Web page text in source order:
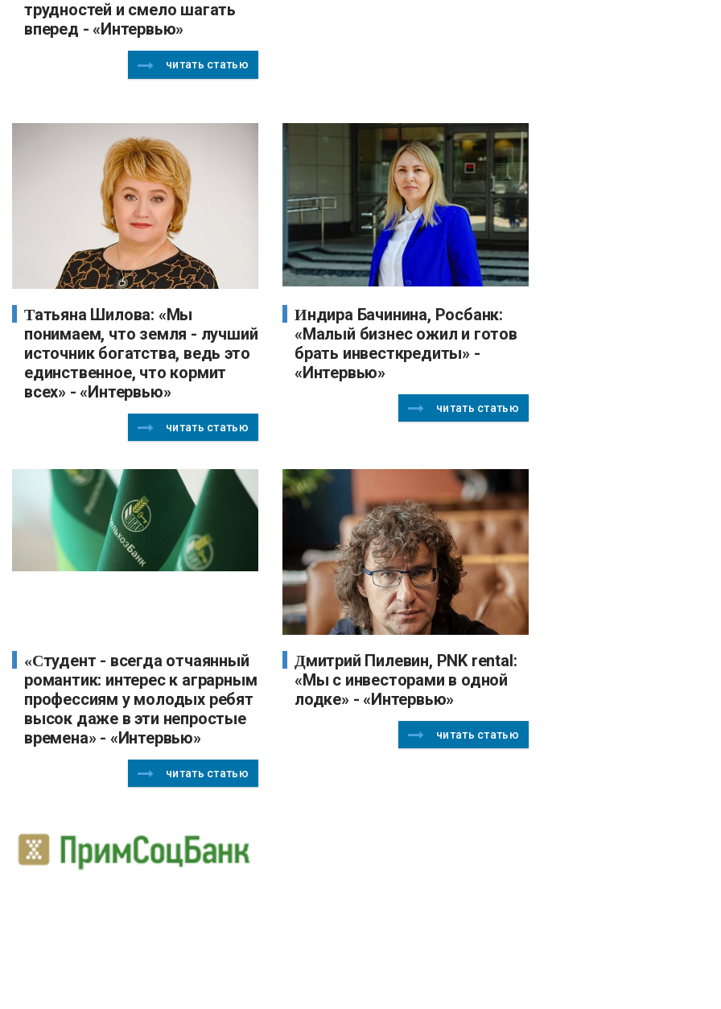
трудностей и смело шагать
вперед - «Интервью»
читать статью
Татьяна Шилова: «Мы
понимаем, что земля - лучший
источник богатства, ведь это
единственное, что кормит
всех» - «Интервью»
читать статью
Индира Бачинина, Росбанк:
«Малый бизнес ожил и готов
брать инвесткредиты» -
«Интервью»
читать статью
«Cтудент - всегда отчаянный
романтик: интерес к аграрным
профессиям у молодых ребят
высок даже в эти непростые
времена» - «Интервью»
читать статью
Дмитрий Пилевин, PNK rental:
«Мы с инвесторами в одной
лодке» - «Интервью»
читать статью